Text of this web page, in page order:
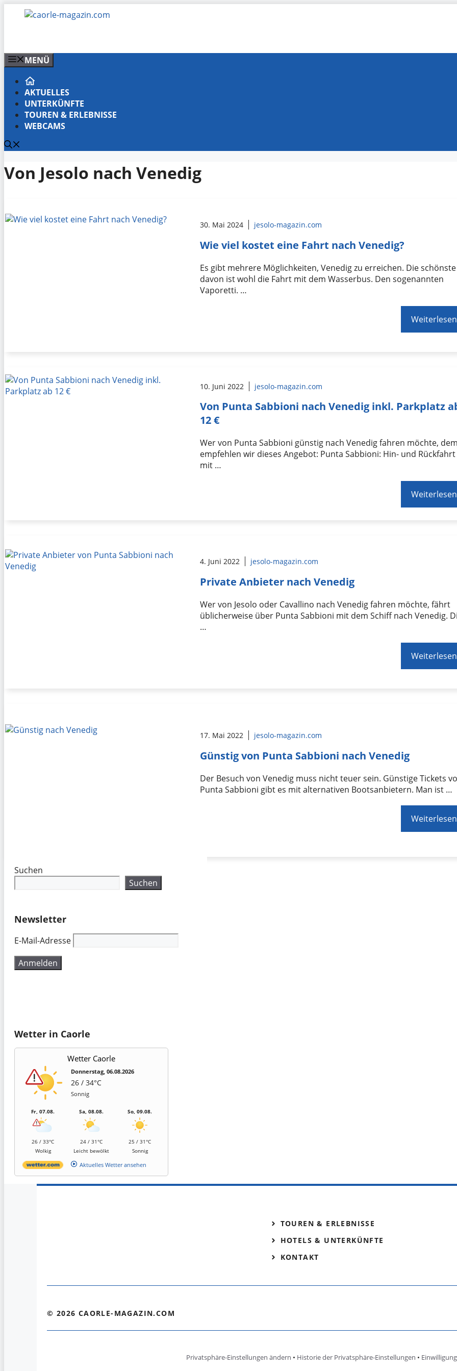
Inhalt
MENÜ
AKTUELLES
UNTERKÜNFTE
TOUREN & ERLEBNISSE
WEBCAMS
Von Jesolo nach Venedig
30. Mai 2024 jesolo-magazin.com
Wie viel kostet eine Fahrt nach Venedig?
Es gibt mehrere Möglichkeiten, Venedig zu erreichen. Die schönste
davon ist wohl die Fahrt mit dem Wasserbus. Den sogenannten
Vaporetti. …
Weiterlesen
10. Juni 2022 jesolo-magazin.com
Von Punta Sabbioni nach Venedig inkl. Parkplatz
12 €
Wer von Punta Sabbioni günstig nach Venedig fahren möchte,
empfehlen wir dieses Angebot: Punta Sabbioni: Hin- und Rückfahrt
mit …
Weiterlesen
4. Juni 2022 jesolo-magazin.com
Private Anbieter nach Venedig
Wer von Jesolo oder Cavallino nach Venedig fahren möchte, fährt
üblicherweise über Punta Sabbioni mit dem Schiff nach Venedig.
…
Weiterlesen
17. Mai 2022 jesolo-magazin.com
Günstig von Punta Sabbioni nach Venedig
Der Besuch von Venedig muss nicht teuer sein. Günstige Tickets
Punta Sabbioni gibt es mit alternativen Bootsanbietern. Man ist …
Weiterlesen
Suchen
Suchen
Newsletter
E-Mail-Adresse
Wetter in Caorle
Wetter Caorle
Donnerstag, 06.08.2026
26 / 34°C
Sonnig
Fr, 07.08.
26 / 33°C
Wolkig
Sa, 08.08.
24 / 31°C
Leicht bewölkt
So, 09.08.
25 / 31°C
Sonnig
Aktuelles Wetter ansehen
TOUREN & ERLEBNISSE
HOTELS & UNTERKÜNFTE
KONTAKT
© 2026 CAORLE-MAGAZIN.COM
Privatsphäre-Einstellungen ändern • Historie der Privatsphäre-Einstellungen •